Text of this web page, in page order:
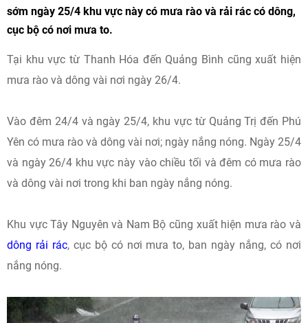
sớm ngày 25/4 khu vực này có mưa rào và rải rác có dông,
cục bộ có nơi mưa to.
Tại khu vực từ Thanh Hóa đến Quảng Bình cũng xuất hiện
mưa rào và dông vài nơi ngày 26/4.
Vào đêm 24/4 và ngày 25/4, khu vực từ Quảng Trị đến Phú
Yên có mưa rào và dông vài nơi; ngày nắng nóng. Ngày 25/4
và ngày 26/4 khu vực này vào chiều tối và đêm có mưa rào
và dông vài nơi trong khi ban ngày nắng nóng.
Khu vực Tây Nguyên và Nam Bộ cũng xuất hiện mưa rào và
dông rải rác, cục bộ có nơi mưa to, ban ngày nắng, có nơi
nắng nóng.